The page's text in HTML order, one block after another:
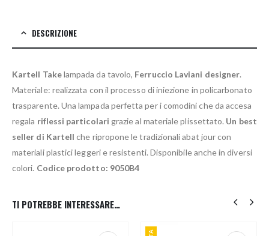
DESCRIZIONE
Kartell Takelampada da tavolo, Ferruccio Laviani designer.
Materiale: realizzata con il processo di iniezione in policarbonato
trasparente. Una lampada perfetta per i comodini che da accesa
regala riflessi particolari grazie al materiale plissettato. Un best
seller di Kartell che ripropone le tradizionali abat jour con
materiali plastici leggeri e resistenti. Disponibile anche in diversi
colori. Codice prodotto: 9050B4
TI POTREBBE INTERESSARE…